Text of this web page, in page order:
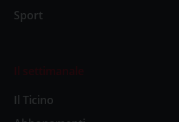
Sport
Il settimanale
Il Ticino